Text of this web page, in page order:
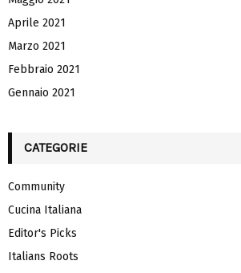
Aprile 2021
Marzo 2021
Febbraio 2021
Gennaio 2021
CATEGORIE
Community
Cucina Italiana
Editor's Picks
Italians Roots